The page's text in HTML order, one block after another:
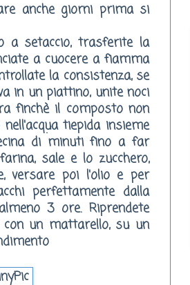
anche giorni prima si
a setaccio, trasferite la
a cuocere a fiamma
la consistenza, se
in un piattino, unite noci
finchè il composto non
tiepida insieme
di minuti fino a far
sale e lo zucchero,
versare poi l'olio e per
perfettamente dalla
3 ore. Riprendete
un mattarello, su un